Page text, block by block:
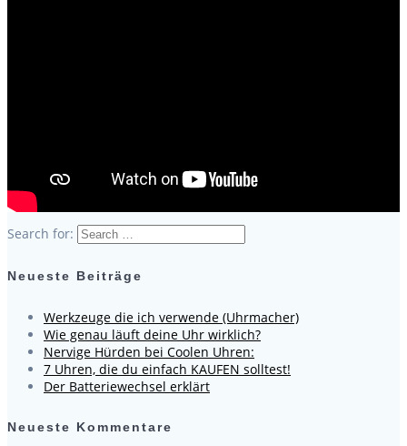
Search for:
Neueste Beiträge
Werkzeuge die ich verwende (Uhrmacher)
Wie genau läuft deine Uhr wirklich?
Nervige Hürden bei Coolen Uhren:
7 Uhren, die du einfach KAUFEN solltest!
Der Batteriewechsel erklärt
Neueste Kommentare